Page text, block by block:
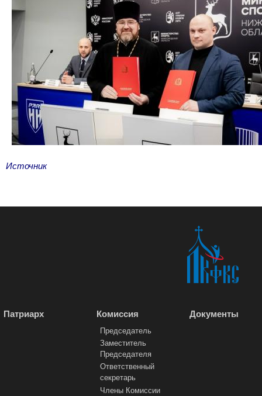
Источник
Патриарх Комиссия
Председатель
Заместитель
Председателя
Ответственный
секретарь
Члены Комиссии
Документы